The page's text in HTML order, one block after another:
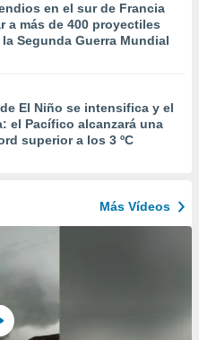
en el sur de Francia
a más de 400 proyectiles
Segunda Guerra Mundial
El Niño se intensifica y el
el Pacífico alcanzará una
superior a los 3 ºC
Más Vídeos